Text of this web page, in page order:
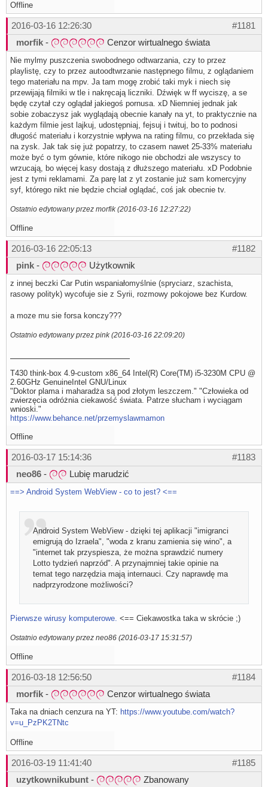
Offline
#1181
2016-03-16 12:26:30
morfik - Cenzor wirtualnego świata
Nie mylmy puszczenia swobodnego odtwarzania, czy to przez
playlistę, czy to przez autoodtwrzanie następnego filmu, z oglądaniem
tego materiału na mpv. Ja tam mogę zrobić taki myk i niech się
przewijają filmiki w tle i nakręcają liczniki. Dźwięk w ff wyciszę, a se
będę czytał czy oglądał jakiegoś pornusa. xD Niemniej jednak jak
sobie zobaczysz jak wyglądają obecnie kanały na yt, to praktycznie na
każdym filmie jest lajkuj, udostępniaj, fejsuj i twituj, bo to podnosi
długość materiału i korzystnie wpływa na rating filmu, co przekłada się
na zysk. Jak tak się już popatrzy, to czasem nawet 25-33% materiału
może być o tym gównie, które nikogo nie obchodzi ale wszyscy to
wrzucają, bo więcej kasy dostają z dłuższego materiału. xD Podobnie
jest z tymi reklamami. Za parę lat z yt zostanie już sam komercyjny
syf, którego nikt nie będzie chciał oglądać, coś jak obecnie tv.
Ostatnio edytowany przez morfik (2016-03-16 12:27:22)
Offline
#1182
2016-03-16 22:05:13
pink - Użytkownik
z innej beczki Car Putin wspaniałomyślnie (spryciarz, szachista,
rasowy polityk) wycofuje sie z Syrii, rozmowy pokojowe bez Kurdow.
a moze mu sie forsa konczy???
Ostatnio edytowany przez pink (2016-03-16 22:09:20)
T430 think-box 4.9-custom x86_64 Intel(R) Core(TM) i5-3230M CPU @
2.60GHz GenuineIntel GNU/Linux
"Doktor plama i maharadża są pod złotym leszczem." "Człowieka od
zwierzęcia odróżnia ciekawość świata. Patrze słucham i wyciągam
wnioski."
https://www.behance.net/przemyslawmamon
Offline
#1183
2016-03-17 15:14:36
neo86 - Lubię marudzić
==> Android System WebView - co to jest? <==
Android System WebView - dzięki tej aplikacji "imigranci
emigrują do Izraela", "woda z kranu zamienia się wino", a
"internet tak przyspiesza, że można sprawdzić numery
Lotto tydzień naprzód". A przynajmniej takie opinie na
temat tego narzędzia mają internauci. Czy naprawdę ma
nadprzyrodzone możliwości?
Pierwsze wirusy komputerowe. <== Ciekawostka taka w skrócie ;)
Ostatnio edytowany przez neo86 (2016-03-17 15:31:57)
Offline
#1184
2016-03-18 12:56:50
morfik - Cenzor wirtualnego świata
Taka na dniach cenzura na YT: https://www.youtube.com/watch?
v=u_PzPK2TNtc
Offline
#1185
2016-03-19 11:41:40
uzytkownikubunt - Zbanowany